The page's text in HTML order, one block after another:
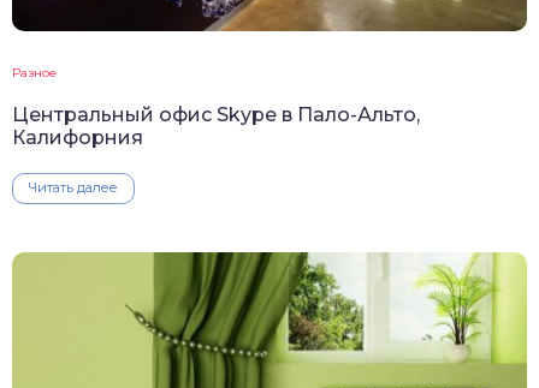
Разное
Центральный офис Skype в Пало-Альто,
Калифорния
Читать далее